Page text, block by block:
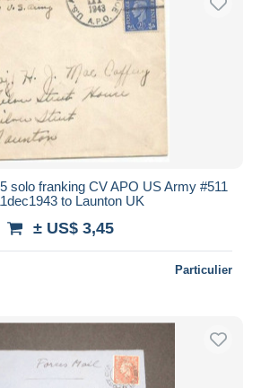
solo franking CV APO US Army #511
to Launton UK
± US$ 3,45
Particulier